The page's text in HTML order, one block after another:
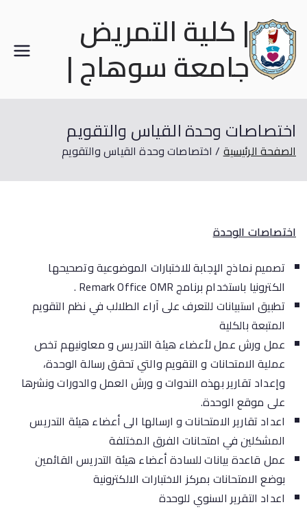
| كلية التمريض
جامعة سوهاج |
اختصاصات وحدة القياس والتقويم
الصفحة الرئيسية اختصاصات وحدة القياس والتقويم
اختصاصات الوحدة
تصميم نماذج الإجابة للاختبارات الموضوعية وتصحيحها
الكترونيا باستخدام برنامج Remark Office OMR .
تطبيق استبيانات للتعرف على آراء الطلالب في نظم التقويم
المتبعة بالكلية
عمل ورش عمل لأعضاء هيئة التدريس و معاونيهم تخص
عملية الامتحانات و التقويم والتي تحقق رسالة الوحدة،
وإعداد تقارير بهذه الندوات و ورش العمل والدورات ونشرها
على موقع الوحدة.
اعداد تقارير الامتحانات و ارسالها الى أعضاء هيئة التدريس
المشكلين في امتحانات الفرق المختلفة
عمل قاعدة بيانات للسادة أعضاء هيئة التدريس القائمين
بوضع الامتحانات بمركز الاختبارات الالكترونية
اعداد التقرير السنوي للوحدة